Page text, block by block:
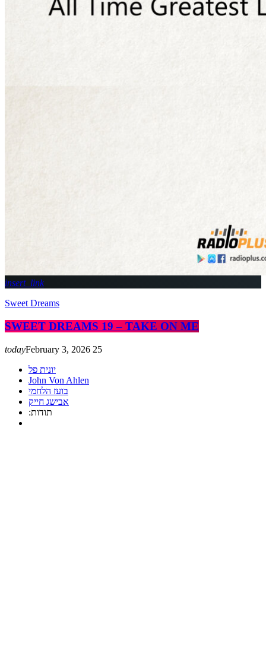
insert_link
Sweet Dreams
SWEET DREAMS 19 – TAKE ON ME
todayFebruary 3, 2026 25
יונית פל
John Von Ahlen
בועז הלחמי
אבישג חייק
:תודות